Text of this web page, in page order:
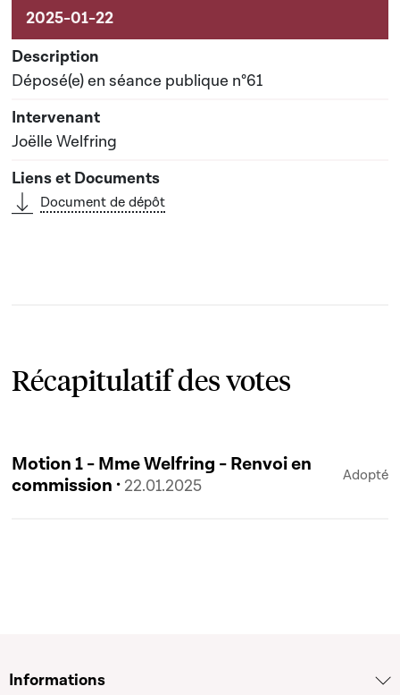
Activités liées au dossier
Déposé(e) en séance publique n°61
Joëlle Welfring
Document de dépôt
Récapitulatif des votes
Motion 1 - Mme Welfring - Renvoi en
commission · 22.01.2025
Adopté
Informations